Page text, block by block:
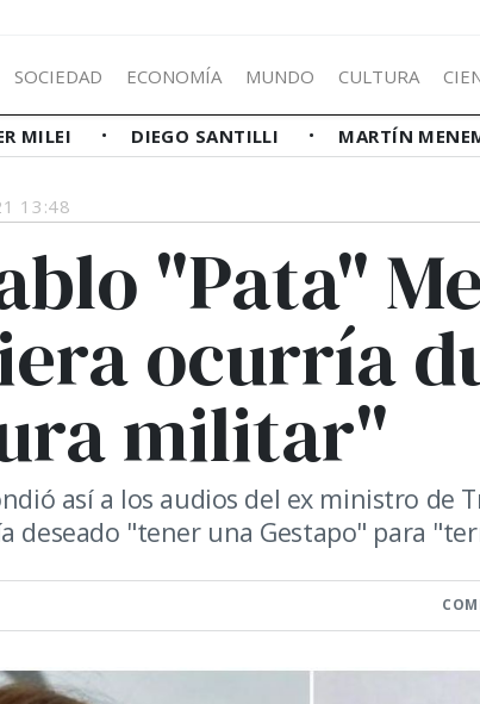
SOCIEDAD ECONOMÍA MUNDO CULTURA
MILEI DIEGO SANTILLI MARTÍN
13:48
"Pata"
ocurría
militar"
así a los audios del ex ministro de
deseado "tener una Gestapo" para